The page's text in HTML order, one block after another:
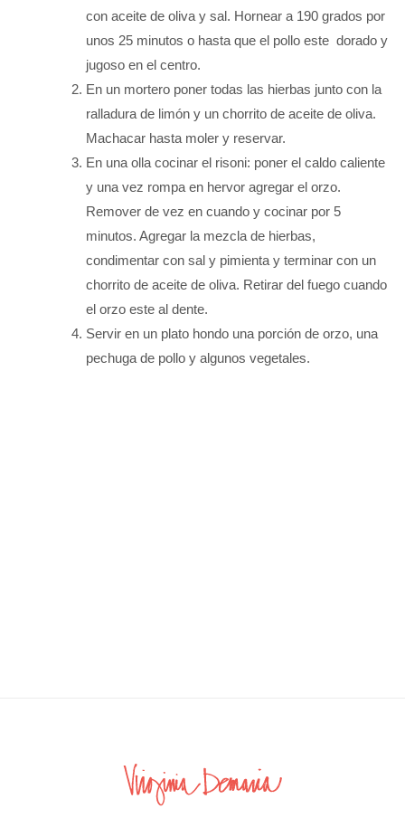
con aceite de oliva y sal. Hornear a 190 grados por
unos 25 minutos o hasta que el pollo este dorado y
jugoso en el centro.
En un mortero poner todas las hierbas junto con la
ralladura de limón y un chorrito de aceite de oliva.
Machacar hasta moler y reservar.
En una olla cocinar el risoni: poner el caldo caliente
y una vez rompa en hervor agregar el orzo.
Remover de vez en cuando y cocinar por 5
minutos. Agregar la mezcla de hierbas,
condimentar con sal y pimienta y terminar con un
chorrito de aceite de oliva. Retirar del fuego cuando
el orzo este al dente.
Servir en un plato hondo una porción de orzo, una
pechuga de pollo y algunos vegetales.